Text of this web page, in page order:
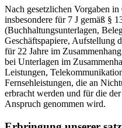
Nach gesetzlichen Vorgaben
insbesondere für 7 J gemäß §
(Buchhaltungsunterlagen,
Geschäftspapiere, Aufstellung
für 22 Jahre im
bei Unterlagen im
Leistungen,
Fernsehleistungen, die an
erbracht werden und für die
Anspruch genommen wird.